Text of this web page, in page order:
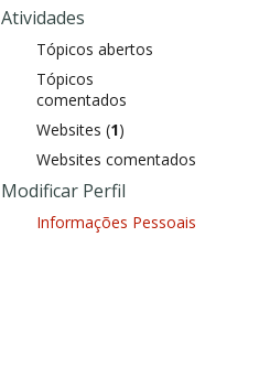
Atividades
Tópicos abertos
Tópicos
comentados
Websites (1)
Websites comentados
Modificar Perfil
Informações Pessoais